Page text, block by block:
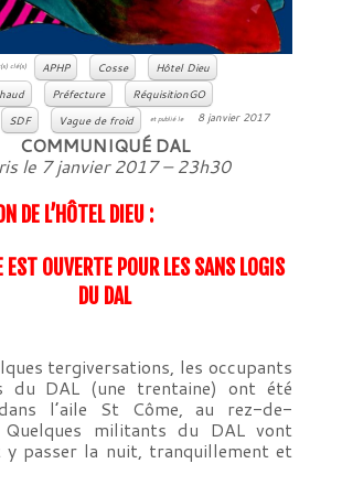
clé(s) APHP Cosse
Hôtel Dieu
Préfecture
RéquisitionGO
SDF Vague de froid et publié le 8 janvier 2017
COMMUNIQUÉ DAL
le 7 janvier 2017 – 23h30
DE L’HÔTEL DIEU :
EST OUVERTE POUR LES SANS LOGIS
DU DAL
tergiversations, les occupants
du DAL (une trentaine) ont été
l’aile St Côme, au rez-de-
Quelques militants du DAL vont
y passer la nuit, tranquillement et